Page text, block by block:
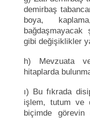
demirbaş
boya,
gibi değişiklikler
h) Mevzuata
hitaplarda
ı) Bu fıkrada
işlem, tutum ve
biçimde